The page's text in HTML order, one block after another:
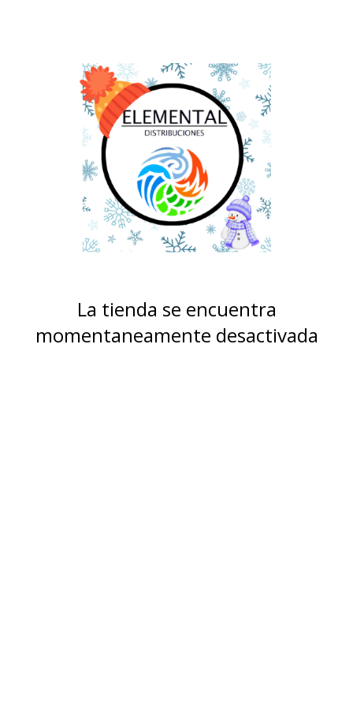
La tienda se encuentra
momentaneamente desactivada